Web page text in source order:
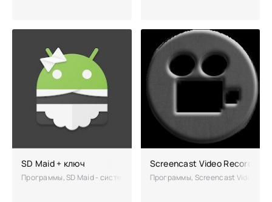
SD Maid + ключ
Программы, SD Maid - системная программа, позволяющая держать
Screencast Video Recorder
Программы, Screencast Video